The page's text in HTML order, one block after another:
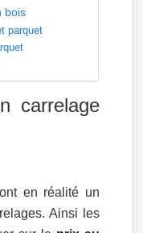
bois
parquet
carrelage
en réalité un
Ainsi les